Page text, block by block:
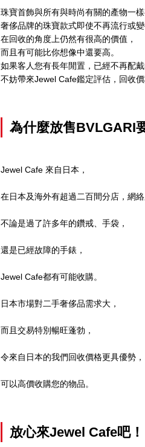
珠寶首飾與所有與時尚有關的產物一樣
奢侈品牌的珠寶款式即使不再流行或變
在回收的角度上仍然有很高的價值，
而且有可能比你想像中還要高。
如果客人您有長年閒置，已經不再配戴
不妨帶來Jewel Cafe鑑定評估，回收價
為什麼放售BVLGARI
Jewel Cafe 來自日本，
在日本及海外有超過二百間分店，網絡
不論是過了許多年的鑽戒、手袋，
還是已經故障的手錶，
Jewel Cafe都有可能收購。
日本市場對二手奢侈品需求大，
而且交易特別暢旺蓬勃，
令來自日本的我們回收價格更具優勢，
可以高價收購您的物品。
放心來Jewel Cafe吧！